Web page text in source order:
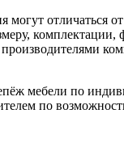
могут отличаться
комплектации,
мебели по
по